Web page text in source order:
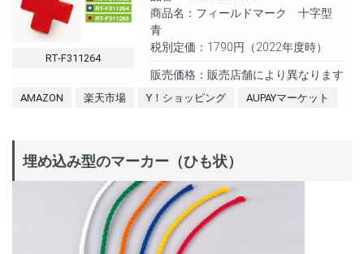
RT-F311264
商品名：フィールドマーク 十字型
青
税別定価：1790円（2022年度時）
販売価格：販売店舗により異なります
AMAZON 楽天市場 Y！ショッピング AUPAYマーケット
埋め込み型のマーカー（ひも状）